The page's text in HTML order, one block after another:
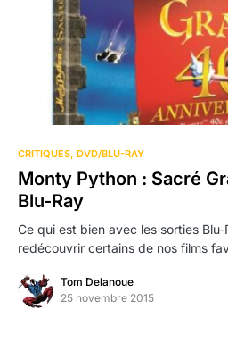
CRITIQUES DVD/BLU-RAY
Monty Python : Sacré
Blu-Ray
Ce qui est bien avec les sorties Blu-
redécouvrir certains de nos films
Tom Delanoue
25 novembre 2015